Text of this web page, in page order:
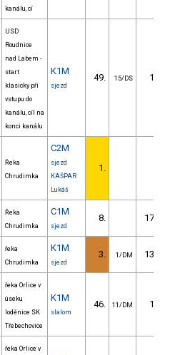
kanálu, cí
USD
Roudnice
nad Labem -
start
klasicky při
vstupu do
kanálu, cíl na
konci kanálu
K1M
sjezd
49. 15/DS 10.14
Řeka
Chrudimka
C2M
sjezd
KAŠPAR
Lukáš
1.
Řeka
Chrudimka
C1M
sjezd
8. 172.60
řeka
Chrudimka
K1M
sjezd
3. 1/DM 139.03
řeka Orlice v
úseku
loděnice SK
Třebechovice
K1M
slalom
46. 11/DM 19.38
řeka Orlice v